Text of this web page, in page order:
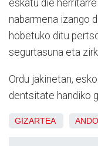
eskatu die
nabarmena izango
hobetuko ditu
segurtasuna eta
Ordu jakinetan,
dentsitate handiko
GIZARTEA